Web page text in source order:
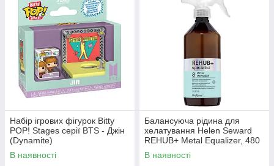
Набір ігрових фігурок Bitty
POP! Stages серії BTS - Джін
(Dynamite)
В наявності
Балансуюча рідина для
хелатування Helen Seward
REHUB+ Metal Equalizer, 480
мл
В наявності